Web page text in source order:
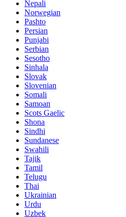
Nepali
Norwegian
Pashto
Persian
Punjabi
Serbian
Sesotho
Sinhala
Slovak
Slovenian
Somali
Samoan
Scots Gaelic
Shona
Sindhi
Sundanese
Swahili
Tajik
Tamil
Telugu
Thai
Ukrainian
Urdu
Uzbek